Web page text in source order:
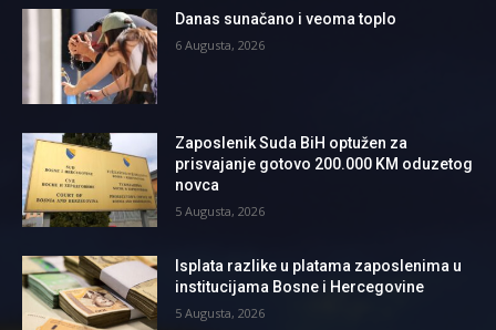
Danas sunačano i veoma toplo
6 Augusta, 2026
Zaposlenik Suda BiH optužen za
prisvajanje gotovo 200.000 KM oduzetog
novca
5 Augusta, 2026
Isplata razlike u platama zaposlenima u
institucijama Bosne i Hercegovine
5 Augusta, 2026